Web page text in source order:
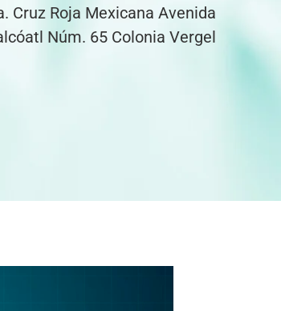
Cruz Roja Mexicana Avenida
Núm. 65 Colonia Vergel